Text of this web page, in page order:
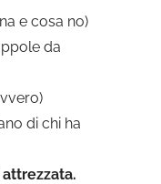
e cosa no)
da
di chi ha